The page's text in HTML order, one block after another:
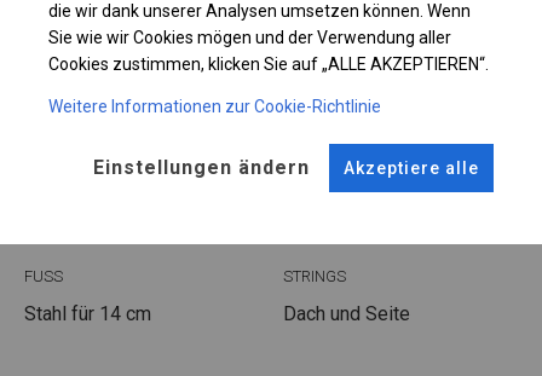
KONSTRUKTION
WINTER PLUS
ANSCHLÜSSE
FUSS
Stahl für 14 cm
STRINGS
Dach und Seite
die wir dank unserer Analysen umsetzen können. Wenn
Sie wie wir Cookies mögen und der Verwendung aller
Cookies zustimmen, klicken Sie auf „ALLE AKZEPTIEREN“.
Weitere Informationen zur Cookie-Richtlinie
Einstellungen ändern Akzeptiere alle